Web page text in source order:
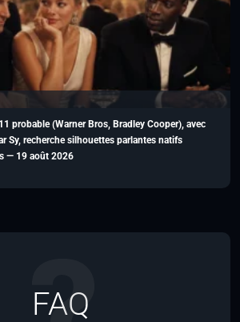
probable (Warner Bros, Bradley Cooper), avec
Sy, recherche silhouettes parlantes natifs
— 19 août 2026
FAQ